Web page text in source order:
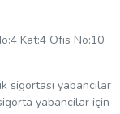
Kat:4 Ofis No:10
sigortası yabancılar
yabancilar için